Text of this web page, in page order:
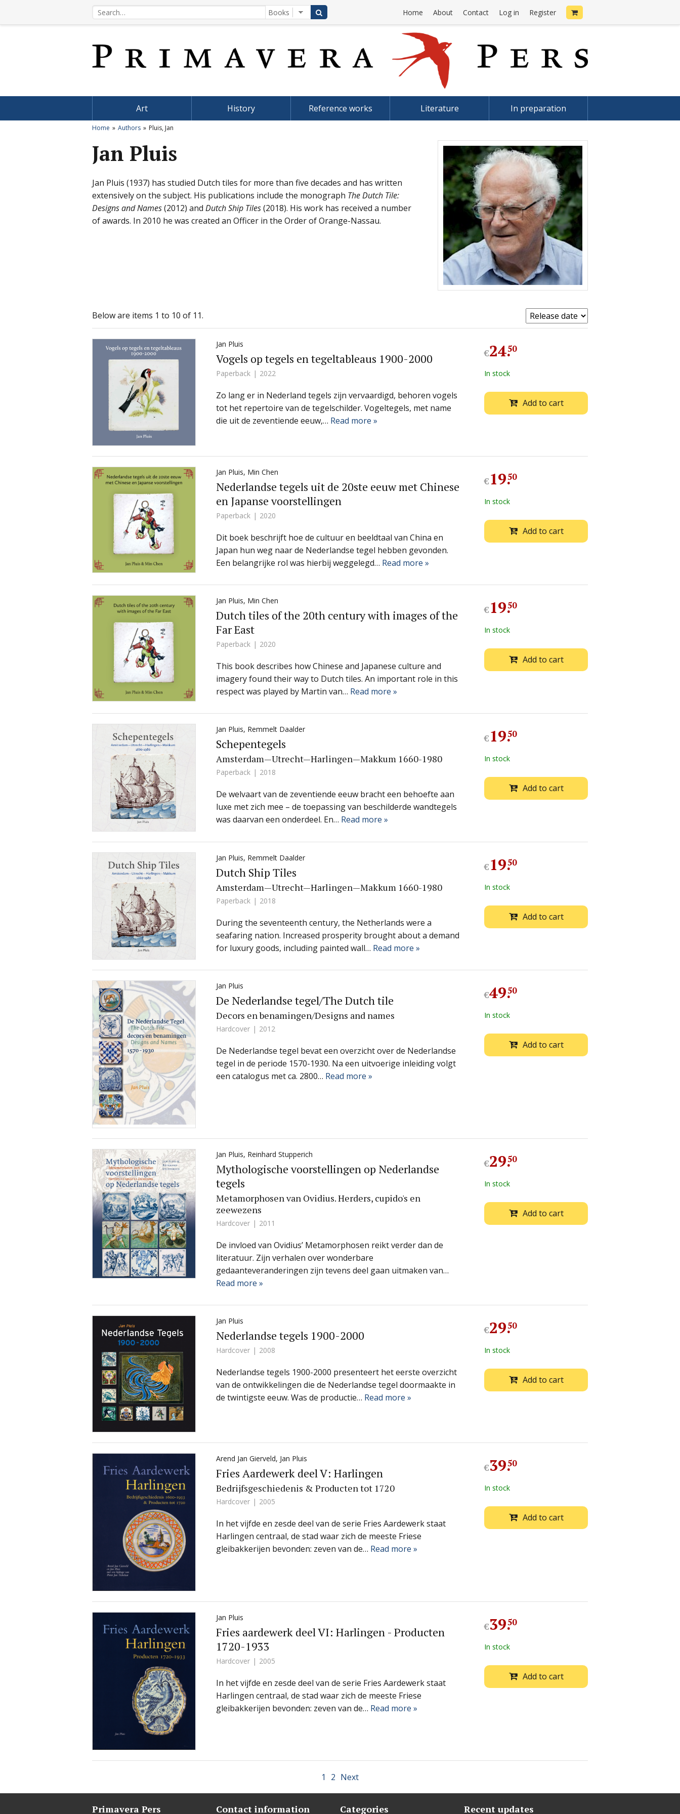
Home About Contact Log in Register
Art History Reference works Literature In preparation
Home Authors Pluis, Jan
Jan Pluis
Jan Pluis (1937) has studied Dutch tiles for more than five decades and has written
extensively on the subject. His publications include the monograph The Dutch Tile:
Designs and Names(2012) and Dutch Ship Tiles(2018). His work has received a number
of awards. In 2010 he was created an Officer in the Order of Orange-Nassau.
Below are items 1 to 10 of 11.
Jan Pluis
Vogels op tegels en tegeltableaus 1900-2000
Paperback 2022
Zo lang er in Nederland tegels zijn vervaardigd, behoren vogels
tot het repertoire van de tegelschilder. Vogeltegels, met name
die uit de zeventiende eeuw,… Read more »
€24.
50
In stock
Add to cart
Jan Pluis, Min Chen
Nederlandse tegels uit de 20ste eeuw met Chinese
en Japanse voorstellingen
Paperback 2020
Dit boek beschrijft hoe de cultuur en beeldtaal van China en
Japan hun weg naar de Nederlandse tegel hebben gevonden.
Een belangrijke rol was hierbij weggelegd… Read more »
€19.
50
In stock
Add to cart
Jan Pluis, Min Chen
Dutch tiles of the 20th century with images of the
Far East
Paperback 2020
This book describes how Chinese and Japanese culture and
imagery found their way to Dutch tiles. An important role in this
respect was played by Martin van… Read more »
€19.
50
In stock
Add to cart
Jan Pluis, Remmelt Daalder
Schepentegels
Amsterdam—Utrecht—Harlingen—Makkum 1660-1980
Paperback 2018
De welvaart van de zeventiende eeuw bracht een behoefte aan
luxe met zich mee – de toepassing van beschilderde wandtegels
was daarvan een onderdeel. En… Read more »
€19.
50
In stock
Add to cart
Jan Pluis, Remmelt Daalder
Dutch Ship Tiles
Amsterdam—Utrecht—Harlingen—Makkum 1660-1980
Paperback 2018
During the seventeenth century, the Netherlands were a
seafaring nation. Increased prosperity brought about a demand
for luxury goods, including painted wall… Read more »
€19.
50
In stock
Add to cart
Jan Pluis
De Nederlandse tegel/The Dutch tile
Decors en benamingen/Designs and names
Hardcover 2012
De Nederlandse tegel bevat een overzicht over de Nederlandse
tegel in de periode 1570-1930. Na een uitvoerige inleiding volgt
een catalogus met ca. 2800… Read more »
€49.
50
In stock
Add to cart
Jan Pluis, Reinhard Stupperich
Mythologische voorstellingen op Nederlandse
tegels
Metamorphosen van Ovidius. Herders, cupido's en
zeewezens
Hardcover 2011
De invloed van Ovidius’ Metamorphosen reikt verder dan de
literatuur. Zijn verhalen over wonderbare
gedaanteveranderingen zijn tevens deel gaan uitmaken van…
Read more »
€29.
50
In stock
Add to cart
Jan Pluis
Nederlandse tegels 1900-2000
Hardcover 2008
Nederlandse tegels 1900-2000 presenteert het eerste overzicht
van de ontwikkelingen die de Nederlandse tegel doormaakte in
de twintigste eeuw. Was de productie… Read more »
€29.
50
In stock
Add to cart
Arend Jan Gierveld, Jan Pluis
Fries Aardewerk deel V: Harlingen
Bedrijfsgeschiedenis & Producten tot 1720
Hardcover 2005
In het vijfde en zesde deel van de serie Fries Aardewerk staat
Harlingen centraal, de stad waar zich de meeste Friese
gleibakkerijen bevonden: zeven van de… Read more »
€39.
50
In stock
Add to cart
Jan Pluis
Fries aardewerk deel VI: Harlingen - Producten
1720-1933
Hardcover 2005
In het vijfde en zesde deel van de serie Fries Aardewerk staat
Harlingen centraal, de stad waar zich de meeste Friese
gleibakkerijen bevonden: zeven van de… Read more »
€39.
50
In stock
Add to cart
1 2 Next
Primavera Pers Contact information Categories Recent updates